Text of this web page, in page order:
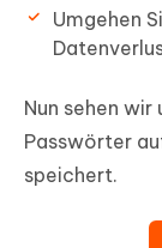
Umgehen
Nun sehen
Passwörter
speichert.